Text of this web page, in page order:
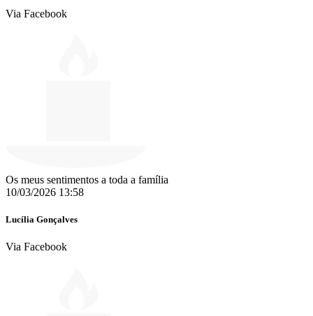
Via Facebook
Os meus sentimentos a toda a família
10/03/2026 13:58
Lucília Gonçalves
Via Facebook